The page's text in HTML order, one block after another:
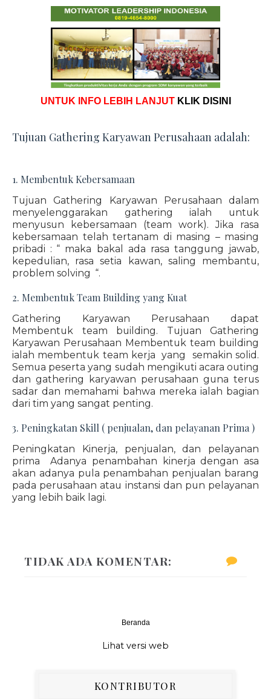
UNTUK INFO LEBIH LANJUT KLIK DISINI
Tujuan Gathering Karyawan Perusahaan adalah:
1. Membentuk Kebersamaan
Tujuan Gathering Karyawan Perusahaan dalam
menyelenggarakan gathering ialah untuk
menyusun kebersamaan (team work). Jika rasa
kebersamaan telah tertanam di masing – masing
pribadi : “ maka bakal ada rasa tanggung jawab,
kepedulian, rasa setia kawan, saling membantu,
problem solving “.
2. Membentuk Team Building yang Kuat
Gathering Karyawan Perusahaan dapat
Membentuk team building. Tujuan Gathering
Karyawan Perusahaan Membentuk team building
ialah membentuk team kerja yang semakin solid.
Semua peserta yang sudah mengikuti acara outing
dan gathering karyawan perusahaan guna terus
sadar dan memahami bahwa mereka ialah bagian
dari tim yang sangat penting.
3. Peningkatan Skill ( penjualan, dan pelayanan Prima )
Peningkatan Kinerja, penjualan, dan pelayanan
prima Adanya penambahan kinerja dengan asa
akan adanya pula penambahan penjualan barang
pada perusahaan atau instansi dan pun pelayanan
yang lebih baik lagi.
TIDAK ADA KOMENTAR:
Beranda
Lihat versi web
KONTRIBUTOR